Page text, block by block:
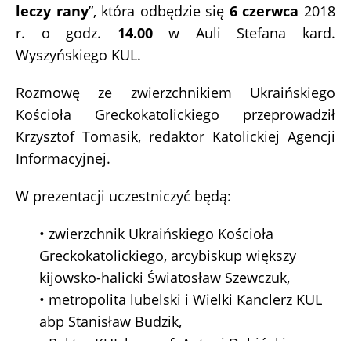
leczy rany”, która odbędzie się 6 czerwca 2018
r. o godz. 14.00w Auli Stefana kard.
Wyszyńskiego KUL.
Rozmowę ze zwierzchnikiem Ukraińskiego
Kościoła Greckokatolickiego przeprowadził
Krzysztof Tomasik, redaktor Katolickiej Agencji
Informacyjnej.
W prezentacji uczestniczyć będą:
• zwierzchnik Ukraińskiego Kościoła
Greckokatolickiego, arcybiskup większy
kijowsko-halicki Światosław Szewczuk,
• metropolita lubelski i Wielki Kanclerz KUL
abp Stanisław Budzik,